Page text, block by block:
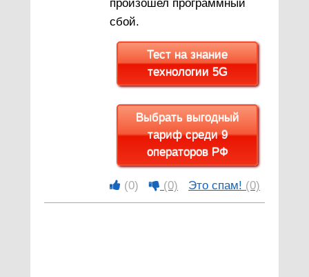
произошел программный
сбой.
Тест на знание
технологии 5G
Выбрать выгодный
тариф среди 9
операторов РФ
(0) (0) Это спам! (0)